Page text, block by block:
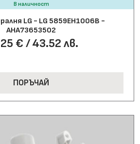
В наличност
LG - LG 5859EH1006B -
AHA73653502
€ / 43.52 лв.
ПОРЪЧАЙ